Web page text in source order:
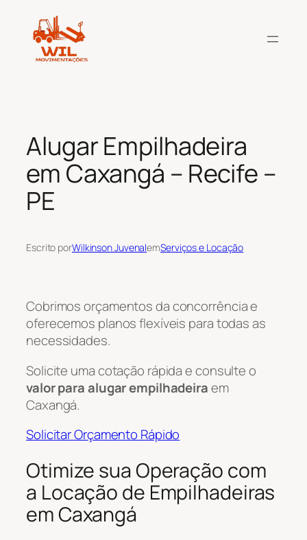
conteúdo
Alugar Empilhadeira
em Caxangá – Recife –
PE
Escrito porWilkinson JuvenalemServiços e Locação
Cobrimos orçamentos da concorrência e
oferecemos planos flexíveis para todas as
necessidades.
Solicite uma cotação rápida e consulte o
valor para alugar empilhadeiraem
Caxangá.
Solicitar Orçamento Rápido
Otimize sua Operação com
a Locação de Empilhadeiras
em Caxangá